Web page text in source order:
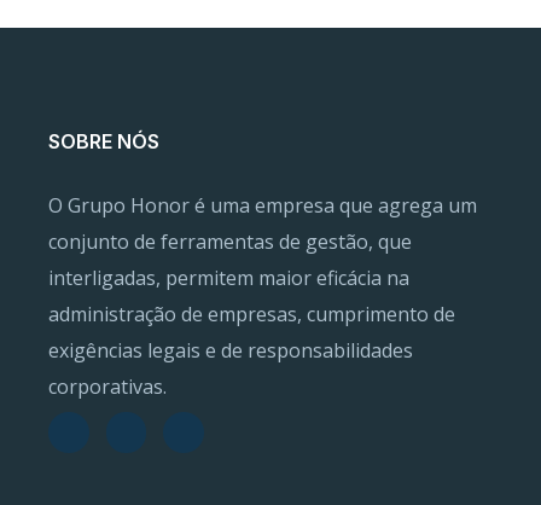
SOBRE NÓS
O Grupo Honor é uma empresa que agrega um
conjunto de ferramentas de gestão, que
interligadas, permitem maior eficácia na
administração de empresas, cumprimento de
exigências legais e de responsabilidades
corporativas.